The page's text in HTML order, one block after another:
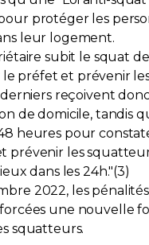
protéger les
leur logement.
subit le squat
le préfet et prévenir
derniers reçoivent
de domicile, tandis
heures pour
prévenir les
dans les 24h."(3)
2022, les
une nouvelle
squatteurs.